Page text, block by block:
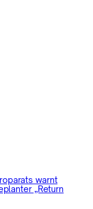
warnt
„Return